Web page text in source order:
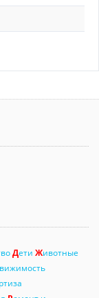
Дети Животные